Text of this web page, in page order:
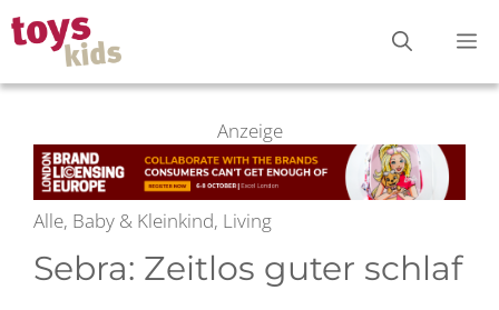
Zum
Inhalt
springen
Anzeige
Alle, Baby & Kleinkind, Living
Sebra: Zeitlos guter schlaf